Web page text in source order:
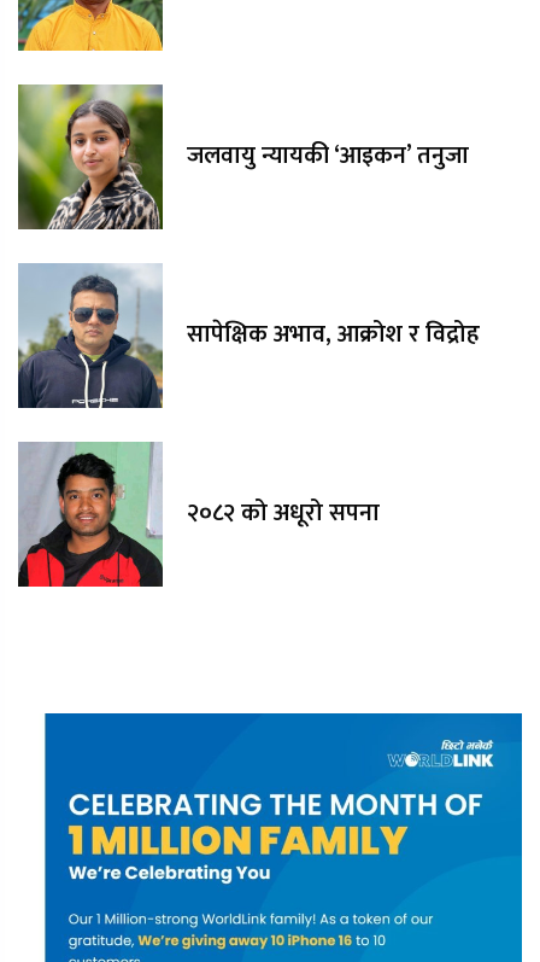
जलवायु न्यायकी ‘आइकन’ तनुजा
सापेक्षिक अभाव, आक्रोश र विद्रोह
२०८२ को अधूरो सपना